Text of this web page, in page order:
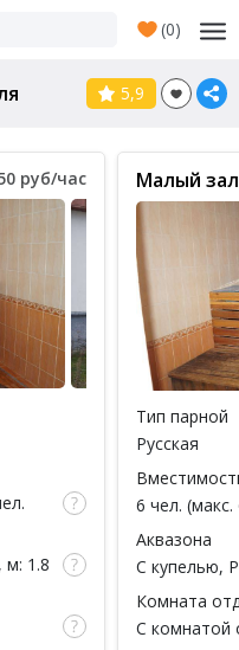
(0)
5,9
руб/час
1.8
Малый зал
Тип парной
Русская
6 чел.
чел.)
Аквазона
С купелью,
Комната
С комнатой